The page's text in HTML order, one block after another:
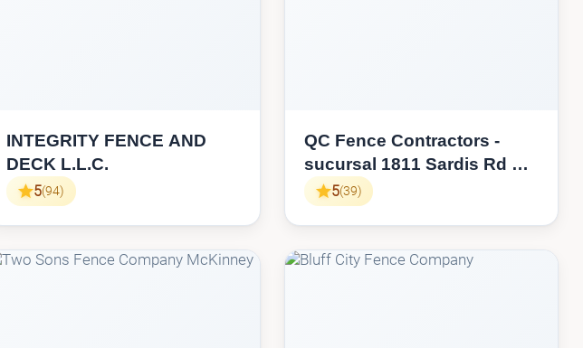
INTEGRITY FENCE AND
DECK L.L.C.
5(94)
QC Fence Contractors -
sucursal 1811 Sardis Rd N
#207A
5(39)